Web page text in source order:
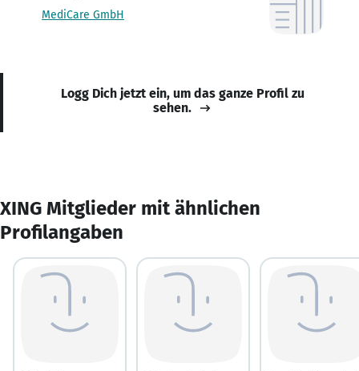
MediCare GmbH
Logg Dich jetzt ein, um das ganze Profil zu
sehen.
XING Mitglieder mit ähnlichen
Profilangaben